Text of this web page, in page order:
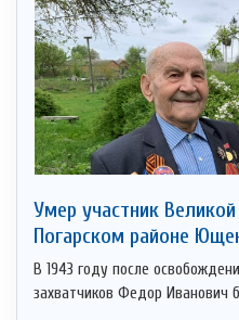
Умер участник
Погарском районе
В 1943 году после
захватчиков Федор Иванович